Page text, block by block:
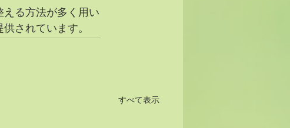
える方法が多く用い
されています。
すべて表示